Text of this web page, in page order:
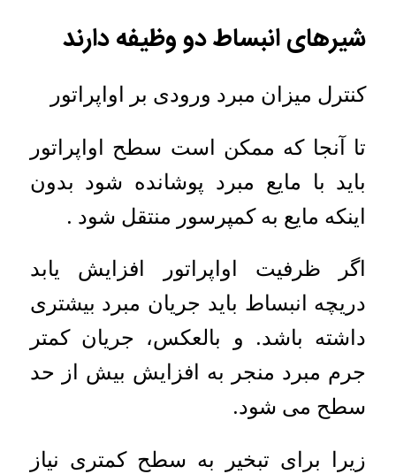
شیرهای انبساط دو وظیفه دارند
کنترل میزان مبرد ورودی بر اواپراتور
تا آنجا که ممکن است سطح اواپراتور
باید با مایع مبرد پوشانده شود بدون
اینکه مایع به کمپرسور منتقل شود .
اگر ظرفیت اواپراتور افزایش یابد
دریچه انبساط باید جریان مبرد بیشتری
داشته باشد. و بالعکس، جریان کمتر
جرم مبرد منجر به افزایش بیش از حد
سطح می شود.
زیرا برای تبخیر به سطح کمتری نیاز